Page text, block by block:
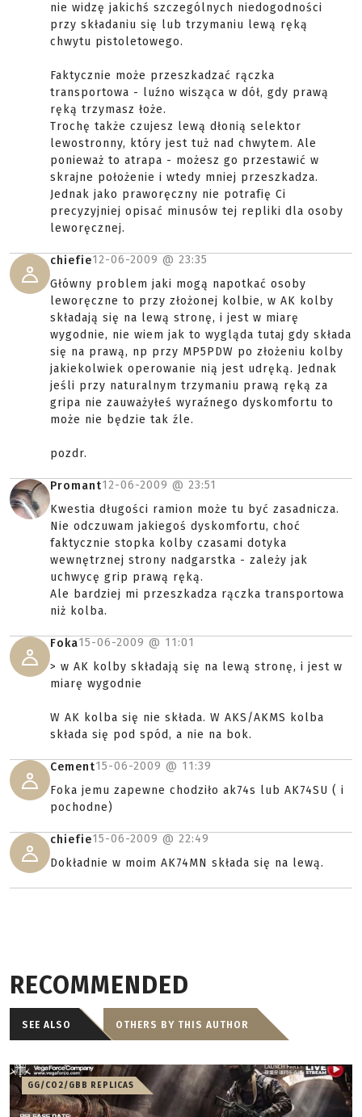
nie widzę jakichś szczególnych niedogodności
przy składaniu się lub trzymaniu lewą ręką
chwytu pistoletowego.
Faktycznie może przeszkadzać rączka
transportowa - luźno wisząca w dół, gdy prawą
ręką trzymasz łoże.
Trochę także czujesz lewą dłonią selektor
lewostronny, który jest tuż nad chwytem. Ale
ponieważ to atrapa - możesz go przestawić w
skrajne położenie i wtedy mniej przeszkadza.
Jednak jako praworęczny nie potrafię Ci
precyzyjniej opisać minusów tej repliki dla osoby
leworęcznej.
chiefie12-06-2009 @ 23:35
Główny problem jaki mogą napotkać osoby
leworęczne to przy złożonej kolbie, w AK kolby
składają się na lewą stronę, i jest w miarę
wygodnie, nie wiem jak to wygląda tutaj gdy składa
się na prawą, np przy MP5PDW po złożeniu kolby
jakiekolwiek operowanie nią jest udręką. Jednak
jeśli przy naturalnym trzymaniu prawą ręką za
gripa nie zauważyłeś wyraźnego dyskomfortu to
może nie będzie tak źle.
pozdr.
Promant12-06-2009 @ 23:51
Kwestia długości ramion może tu być zasadnicza.
Nie odczuwam jakiegoś dyskomfortu, choć
faktycznie stopka kolby czasami dotyka
wewnętrznej strony nadgarstka - zależy jak
uchwycę grip prawą ręką.
Ale bardziej mi przeszkadza rączka transportowa
niż kolba.
Foka15-06-2009 @ 11:01
> w AK kolby składają się na lewą stronę, i jest w
miarę wygodnie
W AK kolba się nie składa. W AKS/AKMS kolba
składa się pod spód, a nie na bok.
Cement15-06-2009 @ 11:39
Foka jemu zapewne chodziło ak74s lub AK74SU ( i
pochodne)
chiefie15-06-2009 @ 22:49
Dokładnie w moim AK74MN składa się na lewą.
RECOMMENDED
SEE ALSO OTHERS BY THIS AUTHOR
GG/CO2/GBB REPLICAS